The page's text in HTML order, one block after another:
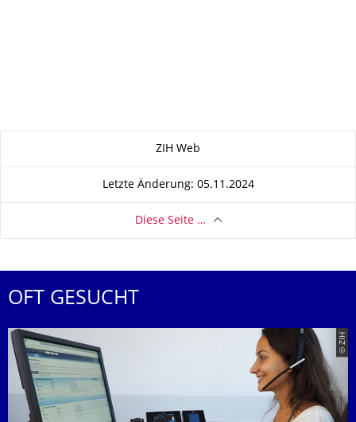
ZIH Web
Letzte Änderung: 05.11.2024
Diese Seite …
OFT GESUCHT
© ZIH